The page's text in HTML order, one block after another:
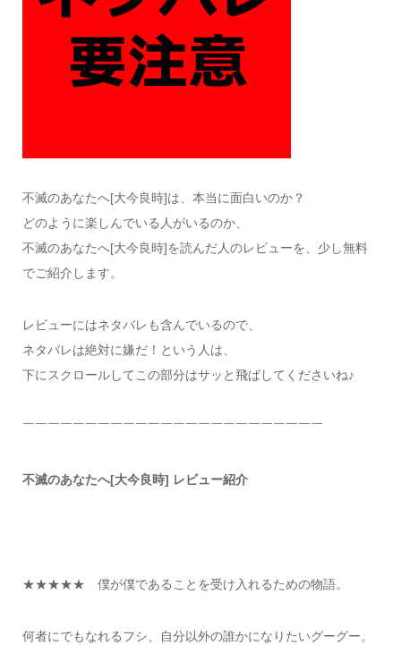
不滅のあなたへ[大今良時]は、本当に面白いのか？
どのように楽しんでいる人がいるのか、
不滅のあなたへ[大今良時]を読んだ人のレビューを、少し無料
でご紹介します。
レビューにはネタバレも含んでいるので、
ネタバレは絶対に嫌だ！という人は、
下にスクロールしてこの部分はサッと飛ばしてくださいね♪
￣￣￣￣￣￣￣￣￣￣￣￣￣￣￣￣￣￣￣￣￣￣￣￣
不滅のあなたへ[大今良時] レビュー紹介
★★★★★ 僕が僕であることを受け入れるための物語。
何者にでもなれるフシ、自分以外の誰かになりたいグーグー。